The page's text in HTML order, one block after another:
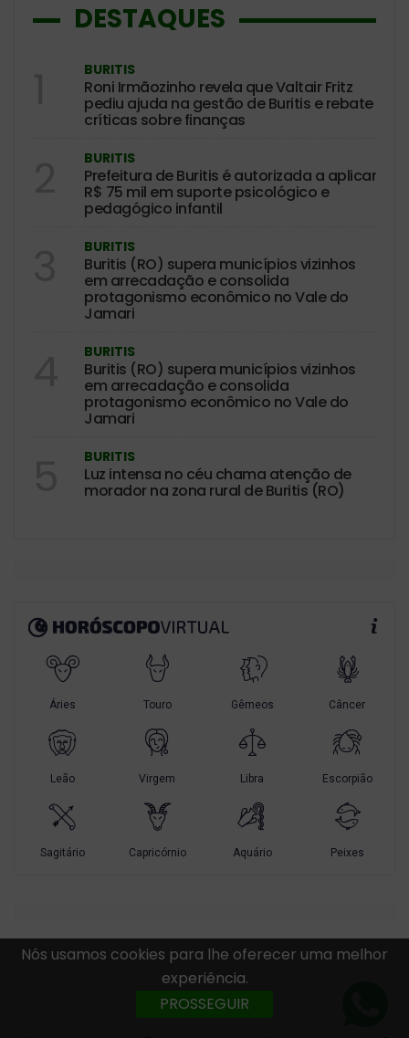
Nós usamos cookies para lhe oferecer uma melhor
experiência.
PROSSEGUIR
DESTAQUES
BURITIS
Roni Irmãozinho revela que Valtair Fritz
pediu ajuda na gestão de Buritis e rebate
críticas sobre finanças
BURITIS
Prefeitura de Buritis é autorizada a aplicar
R$ 75 mil em suporte psicológico e
pedagógico infantil
BURITIS
Buritis (RO) supera municípios vizinhos
em arrecadação e consolida
protagonismo econômico no Vale do
Jamari
BURITIS
Buritis (RO) supera municípios vizinhos
em arrecadação e consolida
protagonismo econômico no Vale do
Jamari
BURITIS
Luz intensa no céu chama atenção de
morador na zona rural de Buritis (RO)